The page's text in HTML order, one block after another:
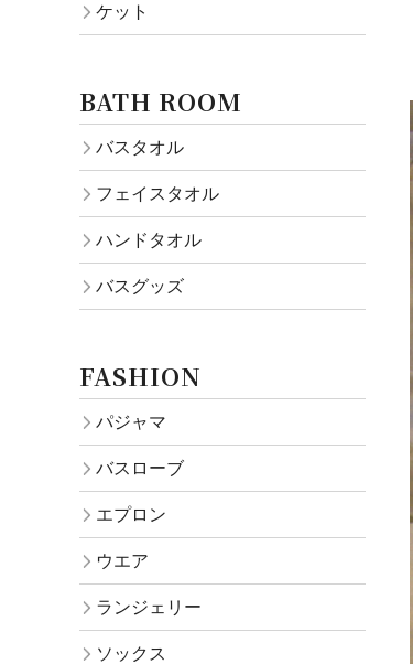
ケット
BATH ROOM
バスタオル
フェイスタオル
ハンドタオル
バスグッズ
FASHION
パジャマ
バスローブ
エプロン
ウエア
ランジェリー
ソックス